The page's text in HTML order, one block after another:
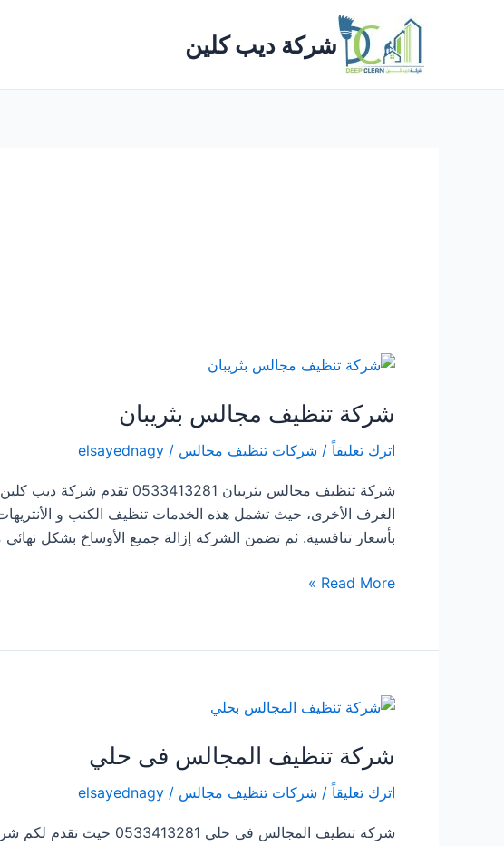
شركة ديب كلين
شركة تنظيف مجالس بثريبان
اترك تعليقاً / شركات تنظيف مجالس /
elsayednagy
شركة تنظيف مجالس بثريبان
الغرف الأخرى، حيث تشمل هذه الخدمات تنظيف الكنب و
بأسعار تنافسية. ثم تضمن الشركة إزالة جميع الأوساخ بشكل
شركة
بثريبان
Read More »
شركة تنظيف المجالس فى حلي
اترك تعليقاً / شركات تنظيف مجالس /
elsayednagy
شركة تنظيف المجالس فى